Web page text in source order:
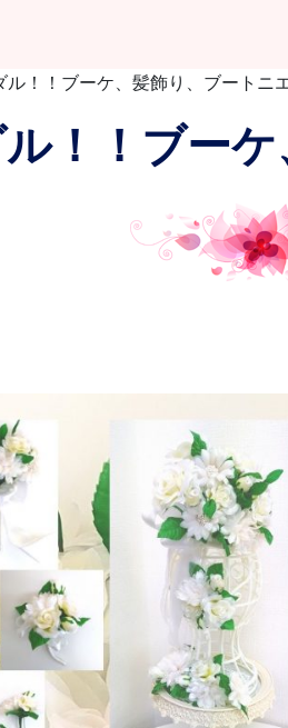
ル！！ブーケ、髪飾り、ブートニ
！！ブー